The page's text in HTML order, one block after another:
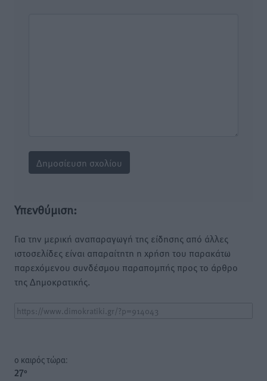
Υπενθύμιση:
Για την μερική αναπαραγωγή της είδησης από άλλες
ιστοσελίδες είναι απαραίτητη η χρήση του παρακάτω
παρεχόμενου συνδέσμου παραπομπής προς το άρθρο
της Δημοκρατικής.
o καιρός τώρα:
27°